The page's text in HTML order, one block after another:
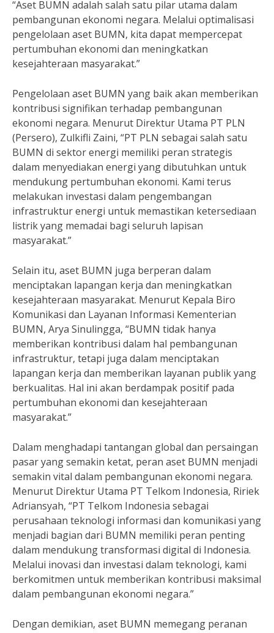
“Aset BUMN adalah salah satu pilar utama dalam
pembangunan ekonomi negara. Melalui optimalisasi
pengelolaan aset BUMN, kita dapat mempercepat
pertumbuhan ekonomi dan meningkatkan
kesejahteraan masyarakat.”
Pengelolaan aset BUMN yang baik akan memberikan
kontribusi signifikan terhadap pembangunan
ekonomi negara. Menurut Direktur Utama PT PLN
(Persero), Zulkifli Zaini, “PT PLN sebagai salah satu
BUMN di sektor energi memiliki peran strategis
dalam menyediakan energi yang dibutuhkan untuk
mendukung pertumbuhan ekonomi. Kami terus
melakukan investasi dalam pengembangan
infrastruktur energi untuk memastikan ketersediaan
listrik yang memadai bagi seluruh lapisan
masyarakat.”
Selain itu, aset BUMN juga berperan dalam
menciptakan lapangan kerja dan meningkatkan
kesejahteraan masyarakat. Menurut Kepala Biro
Komunikasi dan Layanan Informasi Kementerian
BUMN, Arya Sinulingga, “BUMN tidak hanya
memberikan kontribusi dalam hal pembangunan
infrastruktur, tetapi juga dalam menciptakan
lapangan kerja dan memberikan layanan publik yang
berkualitas. Hal ini akan berdampak positif pada
pertumbuhan ekonomi dan kesejahteraan
masyarakat.”
Dalam menghadapi tantangan global dan persaingan
pasar yang semakin ketat, peran aset BUMN menjadi
semakin vital dalam pembangunan ekonomi negara.
Menurut Direktur Utama PT Telkom Indonesia, Ririek
Adriansyah, “PT Telkom Indonesia sebagai
perusahaan teknologi informasi dan komunikasi yang
menjadi bagian dari BUMN memiliki peran penting
dalam mendukung transformasi digital di Indonesia.
Melalui inovasi dan investasi dalam teknologi, kami
berkomitmen untuk memberikan kontribusi maksimal
dalam pembangunan ekonomi negara.”
Dengan demikian, aset BUMN memegang peranan